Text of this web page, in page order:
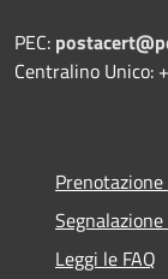
PEC:
Centralino Unico:
Leggi le FAQ